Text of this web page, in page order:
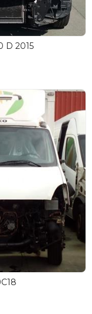
D 2015